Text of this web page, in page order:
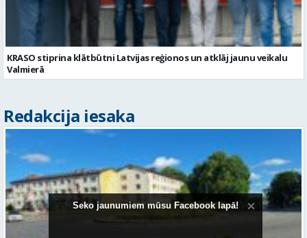
KRASO stiprina klātbūtni Latvijas reģionos un atklāj jaunu veikalu
Valmierā
Redakcija iesakaSeko jaunumiem mūsu Facebook lapā!